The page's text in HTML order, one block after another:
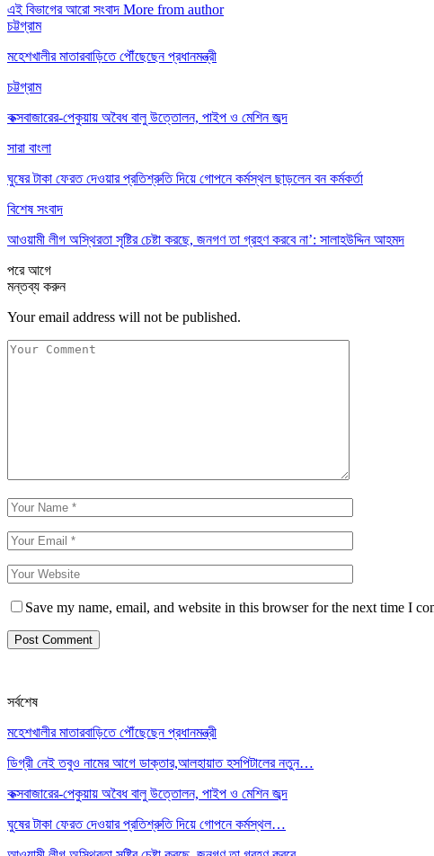
এই বিভাগের আরো সংবাদ More from author
চট্টগ্রাম
মহেশখালীর মাতারবাড়িতে পৌঁছেছেন প্রধানমন্ত্রী
চট্টগ্রাম
কক্সবাজারের-পেকুয়ায় অবৈধ বালু উত্তোলন, পাইপ ও মেশিন জব্দ
সারা বাংলা
ঘুষের টাকা ফেরত দেওয়ার প্রতিশ্রুতি দিয়ে গোপনে কর্মস্থল ছাড়লেন বন কর্মকর্তা
বিশেষ সংবাদ
আওয়ামী লীগ অস্থিরতা সৃষ্টির চেষ্টা করছে, জনগণ তা গ্রহণ করবে না’: সালাহউদ্দিন আহমদ
পরেআগে
মন্তব্য করুন
Your email address will not be published.
Save my name, email, and website in this browser for the next time I
সর্বশেষ
মহেশখালীর মাতারবাড়িতে পৌঁছেছেন প্রধানমন্ত্রী
ডিগ্রী নেই তবুও নামের আগে ডাক্তার,আলহায়াত হসপিটালের নতুন…
কক্সবাজারের-পেকুয়ায় অবৈধ বালু উত্তোলন, পাইপ ও মেশিন জব্দ
ঘুষের টাকা ফেরত দেওয়ার প্রতিশ্রুতি দিয়ে গোপনে কর্মস্থল…